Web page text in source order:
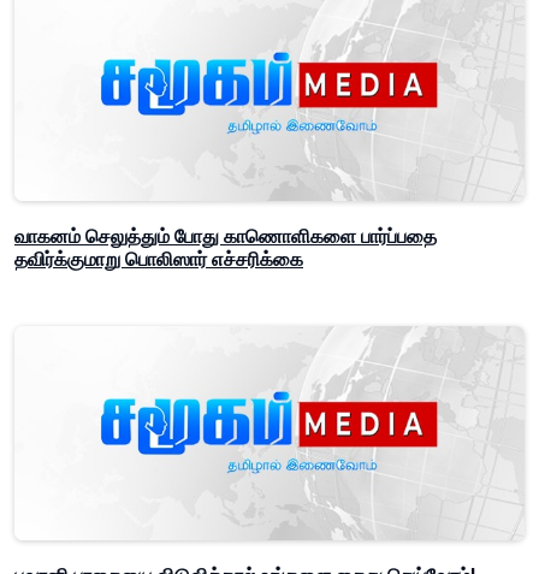
வாகனம் செலுத்தும் போது காணொளிகளை பார்ப்பதை
தவிர்க்குமாறு பொலிஸார் எச்சரிக்கை